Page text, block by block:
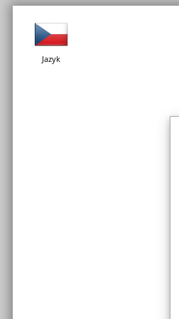
Jazyk